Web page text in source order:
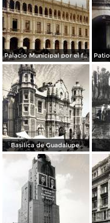
Palacio Municipal por el fotografo Hugo Brehme..
Basilica de Guadalupe.